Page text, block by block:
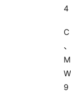
4
C
、
M
W
9